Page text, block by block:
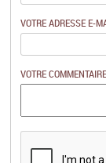
VOTRE ADRESSE E-
VOTRE COMMENTAIRE